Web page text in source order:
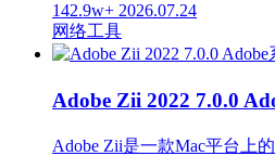
142.9w+ 2026.07.24
网络工具
Adobe Zii 2022 7.0.0
Adobe Zii是一款Mac平台上